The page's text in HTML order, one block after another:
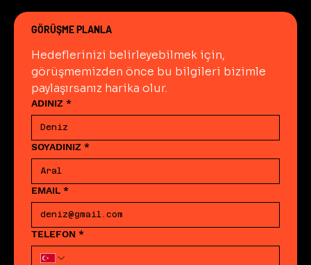
GÖRÜŞME PLANLA
Hedeflerinizi belirleyebilmek için,
görüşmemizden önce bu bilgileri bizimle
paylaşırsanız harika olur.
ADINIZ *
SOYADINIZ *
EMAIL *
TELEFON *